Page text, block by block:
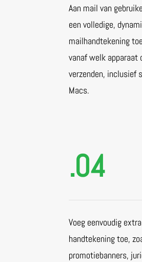
Aan mail van
een volledige,
mailhandtekening
vanaf welk apparaat
verzenden, inclusief
Macs.
.04
Voeg eenvoudig
handtekening toe,
promotiebanners,